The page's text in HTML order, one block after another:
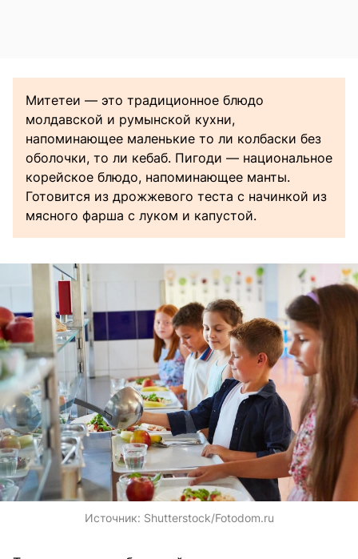
Митетеи — это традиционное блюдо
молдавской и румынской кухни,
напоминающее маленькие то ли колбаски без
оболочки, то ли кебаб. Пигоди — национальное
корейское блюдо, напоминающее манты.
Готовится из дрожжевого теста с начинкой из
мясного фарша с луком и капустой.
Источник: Shutterstock/Fotodom.ru